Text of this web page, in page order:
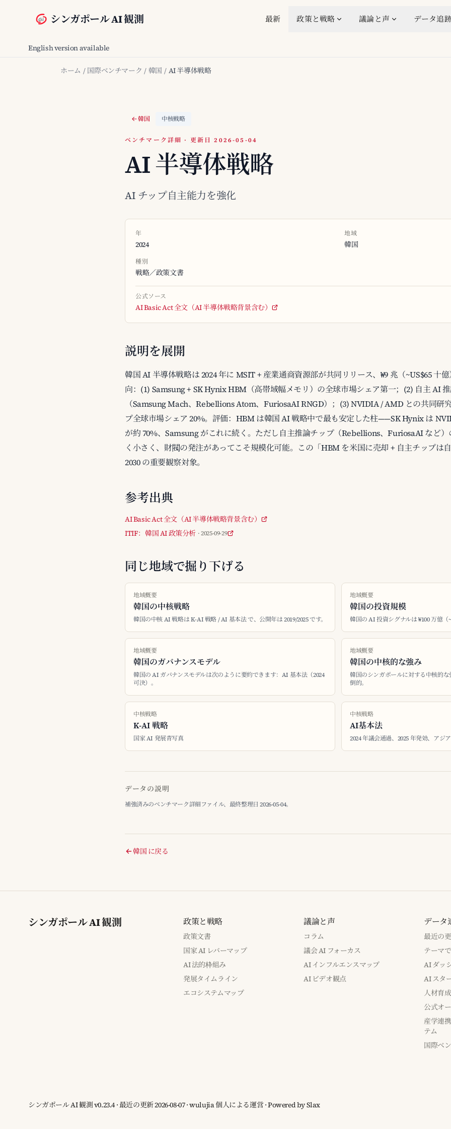
シンガポール AI 観測 最新 政策と戦略 議論と声 データ追
English version available
ホーム / 国際ベンチマーク / 韓国 / AI 半導体戦略
韓国 中核戦略
ベンチマーク詳細 · 更新日 2026-05-04
AI 半導体戦略
AI チップ自主能力を強化
年
2024
地域
韓国
種別
戦略／政策文書
公式ソース
AI Basic Act 全文（AI 半導体戦略背景含む）
説明を展開
韓国 AI 半導体戦略は 2024 年に MSIT + 産業通商資源部が共同リリース、₩9 兆（~US$65 十
向：(1) Samsung + SK Hynix HBM（高帯域幅メモリ）の全球市場シェア第一；(2) 自主 AI
（Samsung Mach、Rebellions Atom、FuriosaAI RNGD）；(3) NVIDIA / AMD との共同研
プ全球市場シェア 20%。評価：HBM は韓国 AI 戦略中で最も安定した柱——SK Hynix は
が約 70%、Samsung がこれに続く。ただし自主推論チップ（Rebellions、FuriosaAI など
く小さく、財閥の発注があってこそ規模化可能。この「HBM を米国に売却 + 自主チップは
2030 の重要観察対象。
参考出典
AI Basic Act 全文（AI 半導体戦略背景含む）
ITIF：韓国 AI 政策分析 · 2025-09-29
同じ地域で掘り下げる
地域概要
韓国の中核戦略
韓国の中核 AI 戦略は K-AI 戦略 / AI 基本法 で、公開年は 2019/2025 です。
地域概要
韓国の投資規模
韓国の AI 投資シグナルは ₩100 万億（
地域概要
韓国のガバナンスモデル
韓国の AI ガバナンスモデルは次のように要約できます：AI 基本法（2024
可決）。
地域概要
韓国の中核的な強み
韓国のシンガポールに対する中核的
倒的。
中核戦略
K-AI 戦略
国家 AI 発展青写真
中核戦略
AI基本法
2024 年議会通過、2025 年発効、アジ
データの説明
補強済みのベンチマーク詳細ファイル、最終整理日 2026-05-04。
韓国 に戻る
シンガポール AI 観測 政策と戦略
政策文書
国家 AI レバーマップ
AI 法的枠組み
発展タイムライン
エコシステムマップ
議論と声
コラム
議会 AI フォーカス
AI インフルエンスマップ
AI ビデオ観点
データ
最近の
テーマ
AI ダッ
AI スタ
人材育成
公式オ
産学連
テム
国際ベ
シンガポール AI 観測 v0.23.4 · 最近の更新 2026-08-07 · wulujia 個人による運営 · Powered bySlax